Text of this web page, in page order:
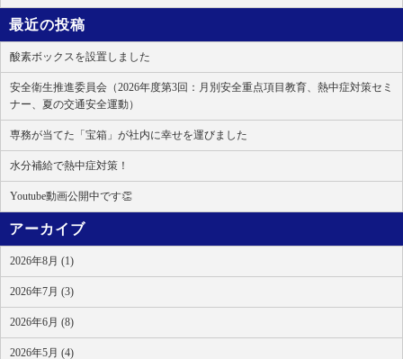
最近の投稿
酸素ボックスを設置しました
安全衛生推進委員会（2026年度第3回：月別安全重点項目教育、熱中症対策セミ
ナー、夏の交通安全運動）
専務が当てた「宝箱」が社内に幸せを運びました
水分補給で熱中症対策！
Youtube動画公開中です👏
アーカイブ
2026年8月 (1)
2026年7月 (3)
2026年6月 (8)
2026年5月 (4)